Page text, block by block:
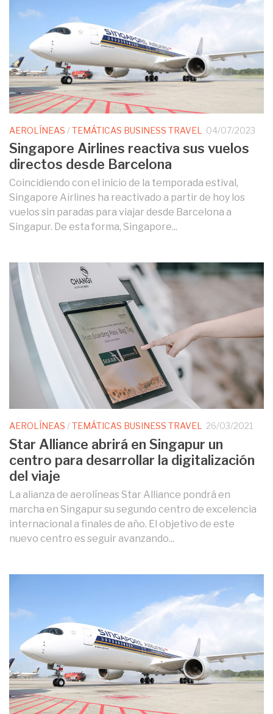
AEROLÍNEAS /TEMÁTICAS BUSINESS TRAVEL 04/07/2023
Singapore Airlines reactiva sus vuelos
directos desde Barcelona
Coincidiendo con el inicio de la temporada estival,
Singapore Airlines ha reactivado a partir de hoy los
vuelos sin paradas para viajar desde Barcelona a
Singapur. De esta forma, Singapore...
AEROLÍNEAS /TEMÁTICAS BUSINESS TRAVEL 26/03/2021
Star Alliance abrirá en Singapur un
centro para desarrollar la digitalización
del viaje
La alianza de aerolíneas Star Alliance pondrá en
marcha en Singapur su segundo centro de excelencia
internacional a finales de año. El objetivo de este
nuevo centro es seguir avanzando...